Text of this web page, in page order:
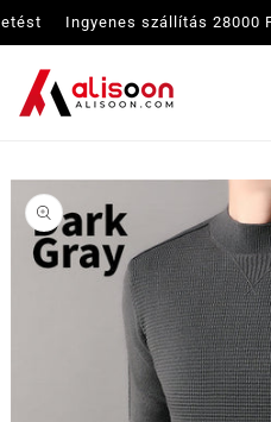
Ugrás a
tartalomhoz
Ingyenes szállítás 28000 Ft felett
Kihagyás, és
ugrás a
termékadatokra